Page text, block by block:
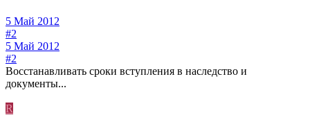
5 Май 2012
#2
5 Май 2012
#2
Восстанавливать сроки вступления в наследство и
документы...
R